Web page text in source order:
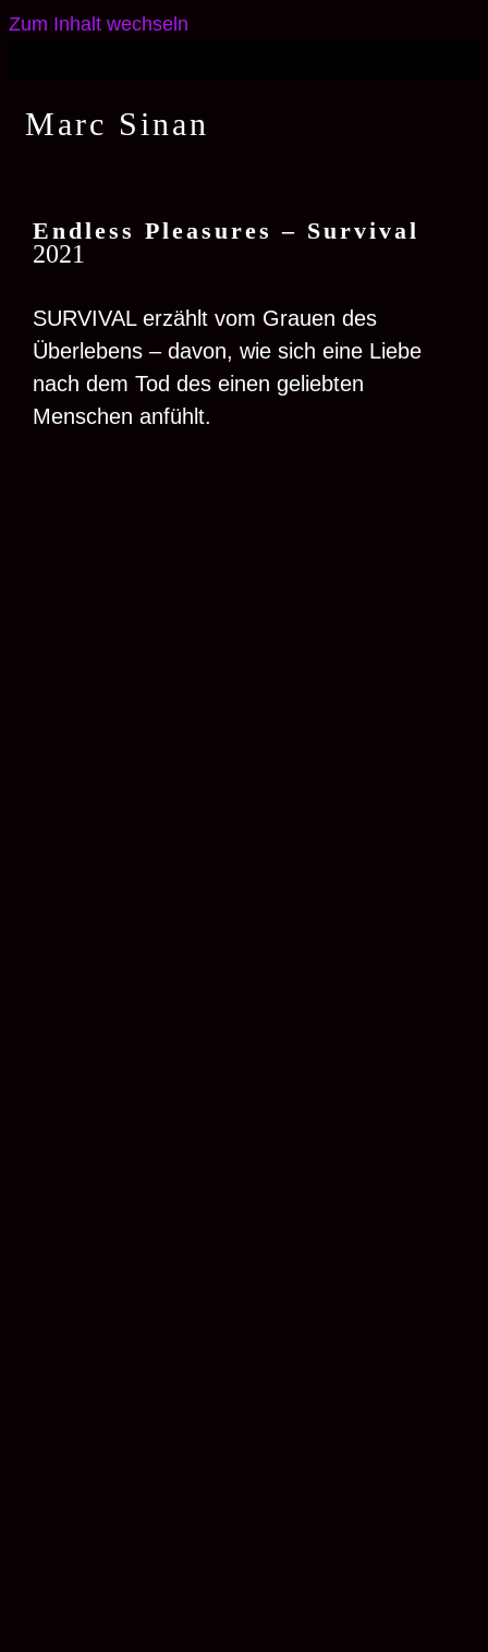
Zum Inhalt wechseln
Marc Sinan
Endless Pleasures – Survival
2021
SURVIVAL erzählt vom Grauen des
Überlebens – davon, wie sich eine Liebe
nach dem Tod des einen geliebten
Menschen anfühlt.